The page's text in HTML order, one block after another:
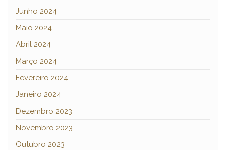
Junho 2024
Maio 2024
Abril 2024
Março 2024
Fevereiro 2024
Janeiro 2024
Dezembro 2023
Novembro 2023
Outubro 2023